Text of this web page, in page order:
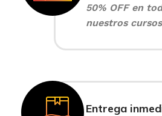
50% OFF en
nuestros cursos
Entrega